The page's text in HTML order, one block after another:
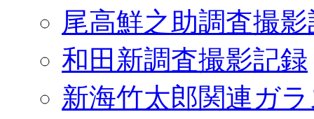
尾高鮮之助調査撮
和田新調査撮影記録
新海竹太郎関連ガ